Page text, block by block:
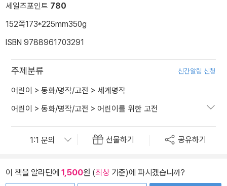
세일즈포인트 780
152쪽173*225mm350g
ISBN 9788961703291
주제분류 신간알림 신청
어린이 > 동화/명작/고전 > 세계명작
어린이 > 동화/명작/고전 > 어린이를 위한 고전
선물하기 공유하기
이 책을 알라딘에 1,500원 (최상기준)에 파시겠습니까?